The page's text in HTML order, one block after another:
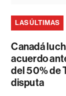
LAS ÚLTIMAS
Canadá
acuerdo
del 50% de
disputa